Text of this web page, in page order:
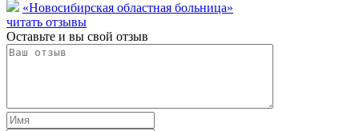
«Новосибирская областная больница»
читать отзывы
Оставьте и вы свой отзыв